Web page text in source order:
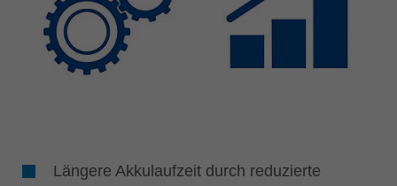
Längere Akkulaufzeit durch reduzierte